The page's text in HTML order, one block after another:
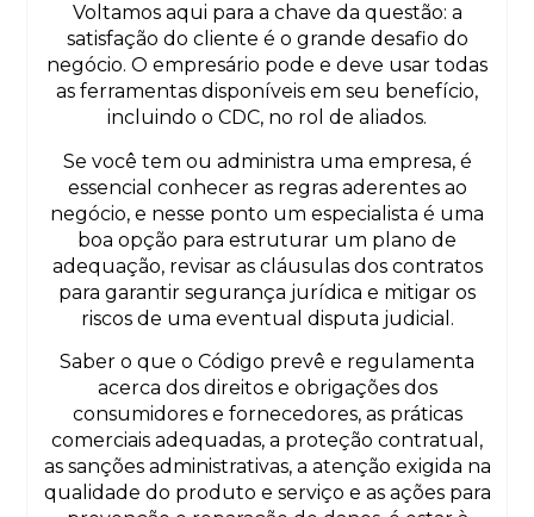
Voltamos aqui para a chave da questão: a
satisfação do cliente é o grande desafio do
negócio. O empresário pode e deve usar todas
as ferramentas disponíveis em seu benefício,
incluindo o CDC, no rol de aliados.
Se você tem ou administra uma empresa, é
essencial conhecer as regras aderentes ao
negócio, e nesse ponto um especialista é uma
boa opção para estruturar um plano de
adequação, revisar as cláusulas dos contratos
para garantir segurança jurídica e mitigar os
riscos de uma eventual disputa judicial.
Saber o que o Código prevê e regulamenta
acerca dos direitos e obrigações dos
consumidores e fornecedores, as práticas
comerciais adequadas, a proteção contratual,
as sanções administrativas, a atenção exigida na
qualidade do produto e serviço e as ações para